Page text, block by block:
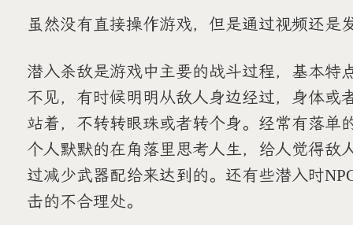
虽然没有直接操作游戏，但是通过视频还是
潜入杀敌是游戏中主要的战斗过程，基本特
不见，有时候明明从敌人身边经过，身体或
站着，不转转眼珠或者转个身。经常有落单
个人默默的在角落里思考人生，给人觉得敌
过减少武器配给来达到的。还有些潜入时
击的不合理处。